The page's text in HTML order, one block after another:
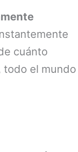
cuánto
todo el mundo